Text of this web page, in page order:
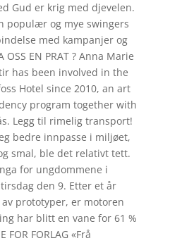
Gud er krig med djevelen.
populær og mye swingers
med kampanjer og
OSS EN PRAT ? Anna Marie
has been involved in the
Hotel since 2010, an art
program together with
Legg til rimelig transport!
bedre innpasse i miljøet,
smal, ble det relativt tett.
for ungdommene i
den 9. Etter et år
prototyper, er motoren
har blitt en vane for 61 %
FORLAG «Frå